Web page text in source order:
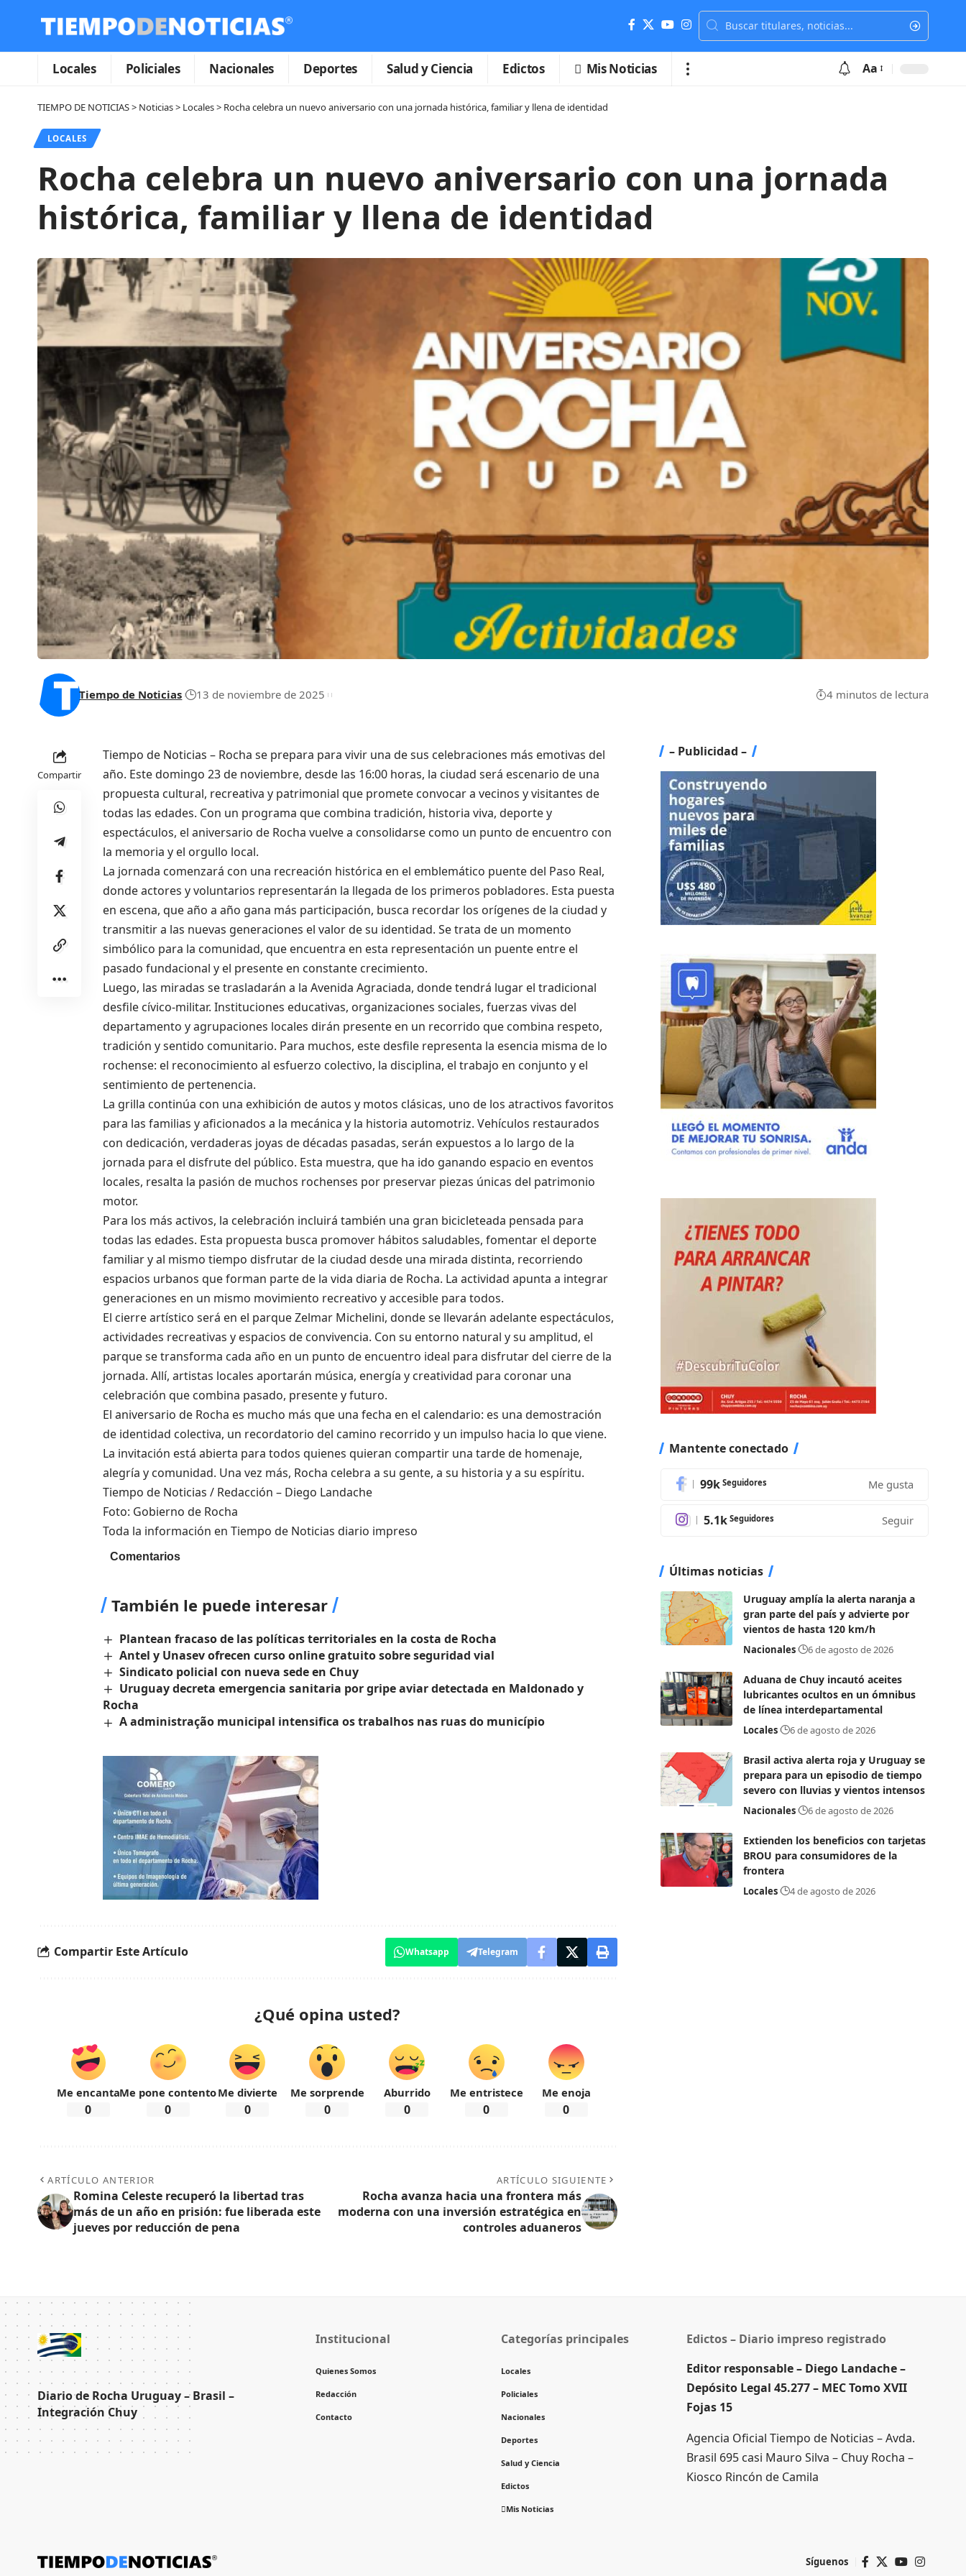
Locales Policiales Nacionales Deportes Salud y Ciencia Edictos Mis Noticias Aa
TIEMPO DE NOTICIAS> Noticias> Locales> Rocha celebra un nuevo aniversario con una jornada histórica, familiar y llena de identidad
LOCALES
Rocha celebra un nuevo aniversario con una jornada
histórica, familiar y llena de identidad
Tiempo de Noticias 13 de noviembre de 2025 4 minutos de lectura
Compartir
Tiempo de Noticias – Rocha se prepara para vivir una de sus celebraciones más emotivas del
año. Este domingo 23 de noviembre, desde las 16:00 horas, la ciudad será escenario de una
propuesta cultural, recreativa y patrimonial que promete convocar a vecinos y visitantes de
todas las edades. Con un programa que combina tradición, historia viva, deporte y
espectáculos, el aniversario de Rocha vuelve a consolidarse como un punto de encuentro con
la memoria y el orgullo local.
La jornada comenzará con una recreación histórica en el emblemático puente del Paso Real,
donde actores y voluntarios representarán la llegada de los primeros pobladores. Esta puesta
en escena, que año a año gana más participación, busca recordar los orígenes de la ciudad y
transmitir a las nuevas generaciones el valor de su identidad. Se trata de un momento
simbólico para la comunidad, que encuentra en esta representación un puente entre el
pasado fundacional y el presente en constante crecimiento.
Luego, las miradas se trasladarán a la Avenida Agraciada, donde tendrá lugar el tradicional
desfile cívico-militar. Instituciones educativas, organizaciones sociales, fuerzas vivas del
departamento y agrupaciones locales dirán presente en un recorrido que combina respeto,
tradición y sentido comunitario. Para muchos, este desfile representa la esencia misma de lo
rochense: el reconocimiento al esfuerzo colectivo, la disciplina, el trabajo en conjunto y el
sentimiento de pertenencia.
La grilla continúa con una exhibición de autos y motos clásicas, uno de los atractivos favoritos
para las familias y aficionados a la mecánica y la historia automotriz. Vehículos restaurados
con dedicación, verdaderas joyas de décadas pasadas, serán expuestos a lo largo de la
jornada para el disfrute del público. Esta muestra, que ha ido ganando espacio en eventos
locales, resalta la pasión de muchos rochenses por preservar piezas únicas del patrimonio
motor.
Para los más activos, la celebración incluirá también una gran bicicleteada pensada para
todas las edades. Esta propuesta busca promover hábitos saludables, fomentar el deporte
familiar y al mismo tiempo disfrutar de la ciudad desde una mirada distinta, recorriendo
espacios urbanos que forman parte de la vida diaria de Rocha. La actividad apunta a integrar
generaciones en un mismo movimiento recreativo y accesible para todos.
El cierre artístico será en el parque Zelmar Michelini, donde se llevarán adelante espectáculos,
actividades recreativas y espacios de convivencia. Con su entorno natural y su amplitud, el
parque se transforma cada año en un punto de encuentro ideal para disfrutar del cierre de la
jornada. Allí, artistas locales aportarán música, energía y creatividad para coronar una
celebración que combina pasado, presente y futuro.
El aniversario de Rocha es mucho más que una fecha en el calendario: es una demostración
de identidad colectiva, un recordatorio del camino recorrido y un impulso hacia lo que viene.
La invitación está abierta para todos quienes quieran compartir una tarde de homenaje,
alegría y comunidad. Una vez más, Rocha celebra a su gente, a su historia y a su espíritu.
Tiempo de Noticias / Redacción – Diego Landache
Foto: Gobierno de Rocha
Toda la información en Tiempo de Noticias diario impreso
Comentarios
También le puede interesar
Plantean fracaso de las políticas territoriales en la costa de Rocha
Antel y Unasev ofrecen curso online gratuito sobre seguridad vial
Sindicato policial con nueva sede en Chuy
Uruguay decreta emergencia sanitaria por gripe aviar detectada en Maldonado y
Rocha
A administração municipal intensifica os trabalhos nas ruas do município
Compartir Este Artículo Whatsapp Telegram
¿Qué opina usted?
Me encanta
0
Me pone contento
0
Me divierte
0
Me sorprende
0
Aburrido
0
Me entristece
0
Me enoja
0
ARTÍCULO ANTERIOR
Romina Celeste recuperó la libertad tras
más de un año en prisión: fue liberada este
jueves por reducción de pena
ARTÍCULO SIGUIENTE
Rocha avanza hacia una frontera más
moderna con una inversión estratégica en
controles aduaneros
– Publicidad –
Mantente conectado
99k Seguidores Me gusta
5.1k Seguidores Seguir
Últimas noticias
Uruguay amplía la alerta naranja a
gran parte del país y advierte por
vientos de hasta 120 km/h
Nacionales 6 de agosto de 2026
Aduana de Chuy incautó aceites
lubricantes ocultos en un ómnibus
de línea interdepartamental
Locales 6 de agosto de 2026
Brasil activa alerta roja y Uruguay se
prepara para un episodio de tiempo
severo con lluvias y vientos intensos
Nacionales 6 de agosto de 2026
Extienden los beneficios con tarjetas
BROU para consumidores de la
frontera
Locales 4 de agosto de 2026
Diario de Rocha Uruguay – Brasil –
Integración Chuy
Institucional
Quienes Somos
Redacción
Contacto
Categorías principales
Locales
Policiales
Nacionales
Deportes
Salud y Ciencia
Edictos
Mis Noticias
Edictos – Diario impreso registrado
Editor responsable – Diego Landache –
Depósito Legal 45.277 – MEC Tomo XVII
Fojas 15
Agencia Oficial Tiempo de Noticias – Avda.
Brasil 695 casi Mauro Silva – Chuy Rocha –
Kiosco Rincón de Camila
Síguenos